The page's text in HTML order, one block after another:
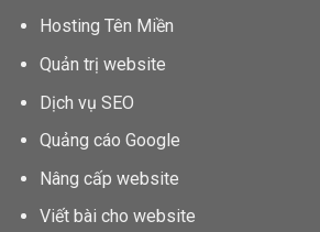
Hosting Tên Miền
Quản trị website
Dịch vụ SEO
Quảng cáo Google
Nâng cấp website
Viết bài cho website